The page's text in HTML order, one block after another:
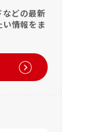
などの最新
い情報をま